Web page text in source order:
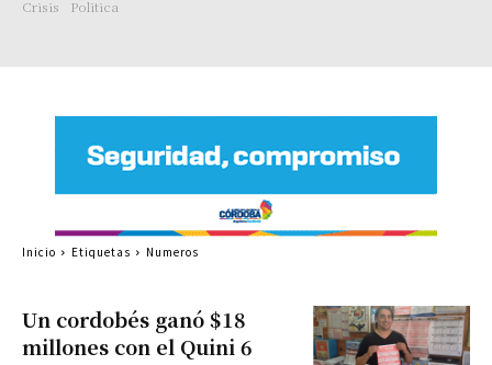
Crisis
Politica
Un cordobés ganó $18
millones con el Quini 6
Inicio Etiquetas Numeros